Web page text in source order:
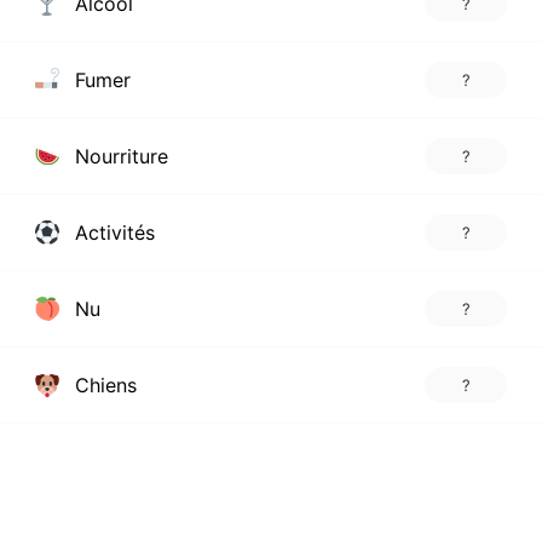
Fumer ?
Nourriture ?
Activités ?
Nu ?
Chiens ?